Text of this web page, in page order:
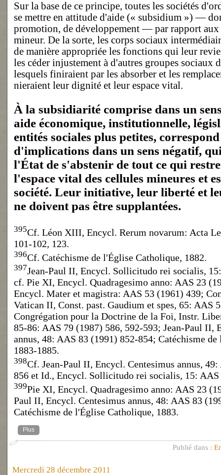
Sur la base de ce principe, toutes les sociétés
se mettre en attitude d'aide (« subsidium ») —
promotion, de développement — par rapport aux
mineur. De la sorte, les corps sociaux
de manière appropriée les fonctions qui leur
les céder injustement à d'autres groupes sociaux
lesquels finiraient par les absorber et les
nieraient leur dignité et leur espace vital.
À la subsidiarité comprise dans un
aide économique, institutionnelle,
entités sociales plus petites,
d'implications dans un sens négatif,
l'État de s'abstenir de tout ce qui
l'espace vital des cellules mineures et
société. Leur initiative, leur liberté et
ne doivent pas être supplantées.
395Cf. Léon XIII, Encycl. Rerum novarum: Acta
101-102, 123.
396Cf. Catéchisme de l'Église Catholique, 1882.
397Jean-Paul II, Encycl. Sollicitudo rei socialis,
cf. Pie XI, Encycl. Quadragesimo anno: AAS 23
Encycl. Mater et magistra: AAS 53 (1961) 439;
Vatican II, Const. past. Gaudium et spes, 65: AAS
Congrégation pour la Doctrine de la Foi, Instr.
85-86: AAS 79 (1987) 586, 592-593; Jean-Paul II,
annus, 48: AAS 83 (1991) 852-854; Catéchisme
1883-1885.
398Cf. Jean-Paul II, Encycl. Centesimus annus,
856 et Id., Encycl. Sollicitudo rei socialis, 15: AAS
399Pie XI, Encycl. Quadragesimo anno: AAS 23
Paul II, Encycl. Centesimus annus, 48: AAS 83
Catéchisme de l'Église Catholique, 1883.
Plus
Publié dans :
Mercredi 28 décembre 2011